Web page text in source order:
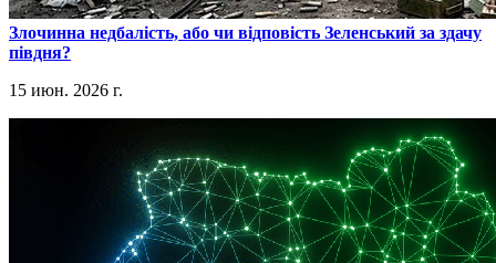
​Злочинна недбалість, або чи відповість Зеленський за здачу
півдня?
15 июн. 2026 г.